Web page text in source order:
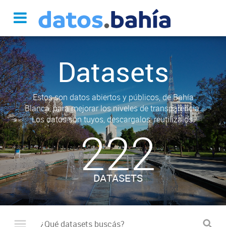
Datasets
Estos son datos abiertos y públicos, de Bahía
Blanca, para mejorar los niveles de transparencia.
Los datos son tuyos, descargalos, reutilizalos.
222
DATASETS